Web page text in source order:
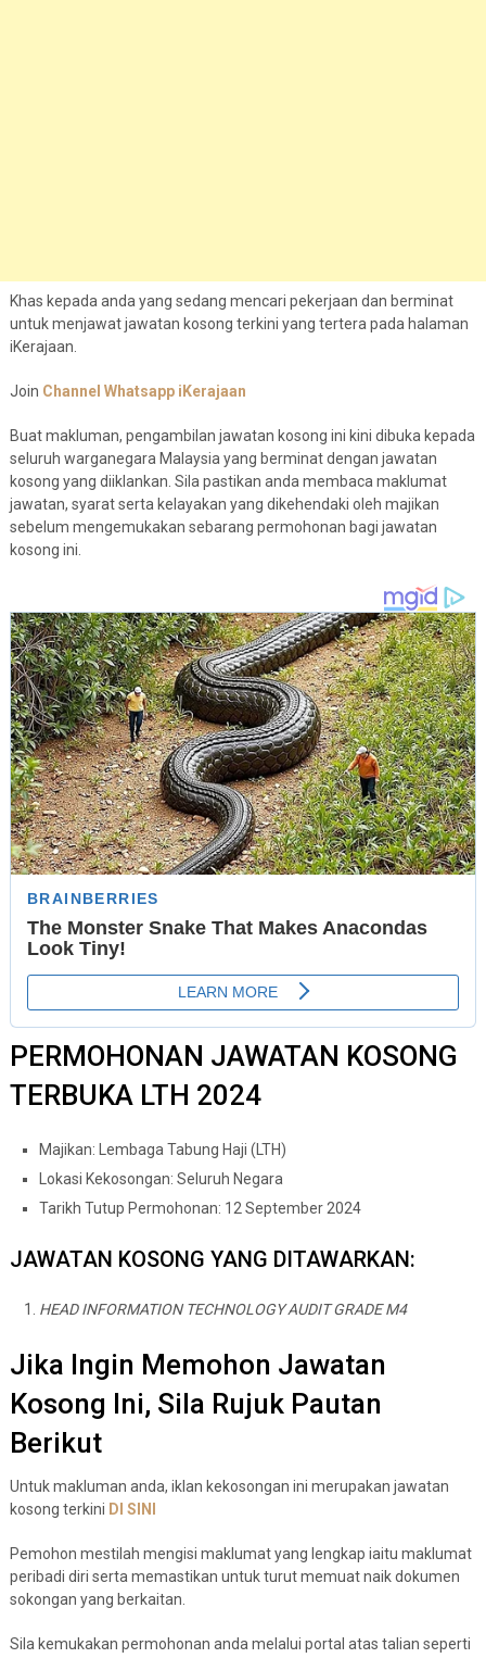
Khas kepada anda yang sedang mencari pekerjaan dan berminat
untuk menjawat jawatan kosong terkini yang tertera pada halaman
iKerajaan.
Join Channel Whatsapp iKerajaan
Buat makluman, pengambilan jawatan kosong ini kini dibuka kepada
seluruh warganegara Malaysia yang berminat dengan jawatan
kosong yang diiklankan. Sila pastikan anda membaca maklumat
jawatan, syarat serta kelayakan yang dikehendaki oleh majikan
sebelum mengemukakan sebarang permohonan bagi jawatan
kosong ini.
PERMOHONAN JAWATAN KOSONG
TERBUKA LTH 2024
Majikan: Lembaga Tabung Haji (LTH)
Lokasi Kekosongan: Seluruh Negara
Tarikh Tutup Permohonan: 12 September 2024
JAWATAN KOSONG YANG DITAWARKAN:
HEAD INFORMATION TECHNOLOGY AUDIT GRADE M4
Jika Ingin Memohon Jawatan
Kosong Ini, Sila Rujuk Pautan
Berikut
Untuk makluman anda, iklan kekosongan ini merupakan jawatan
kosong terkini DI S N
Pemohon mestilah mengisi maklumat yang lengkap iaitu maklumat
peribadi diri serta memastikan untuk turut memuat naik dokumen
sokongan yang berkaitan.
Sila kemukakan permohonan anda melalui portal atas talian seperti